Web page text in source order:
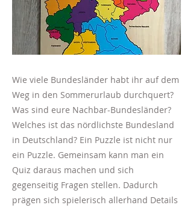
Wie viele Bundesländer habt ihr auf dem
Weg in den Sommerurlaub durchquert?
Was sind eure Nachbar-Bundesländer?
Welches ist das nördlichste Bundesland
in Deutschland? Ein Puzzle ist nicht nur
ein Puzzle. Gemeinsam kann man ein
Quiz daraus machen und sich
gegenseitig Fragen stellen. Dadurch
prägen sich spielerisch allerhand Details